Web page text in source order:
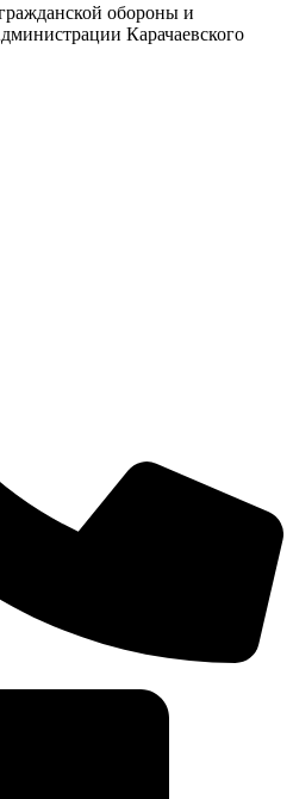
обороны и
Карачаевского